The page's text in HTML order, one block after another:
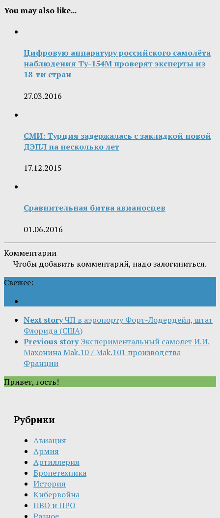
You may also like...
Цифровую аппаратуру российского самолёта
наблюдения Ту-154М проверят эксперты из
18-ти стран
27.03.2016
СМИ: Турция задержалась с закладкой новой
ДЭПЛ на несколько лет
17.12.2015
Сравнительная битва авианосцев
01.06.2016
Комментарии
Чтобы добавить комментарий, надо залогиниться.
Свежее:
Next storyЧП в аэропорту Форт-Лодердейл, штат
Флорида (США)
Previous story Экспериментальный самолет И.И.
Махонина Mak.10 / Mak.101 производства
Франции
Привет, гость!
Рубрики
Авиация
Армия
Артиллерия
Бронетехника
История
Кибервойна
ПВО и ПРО